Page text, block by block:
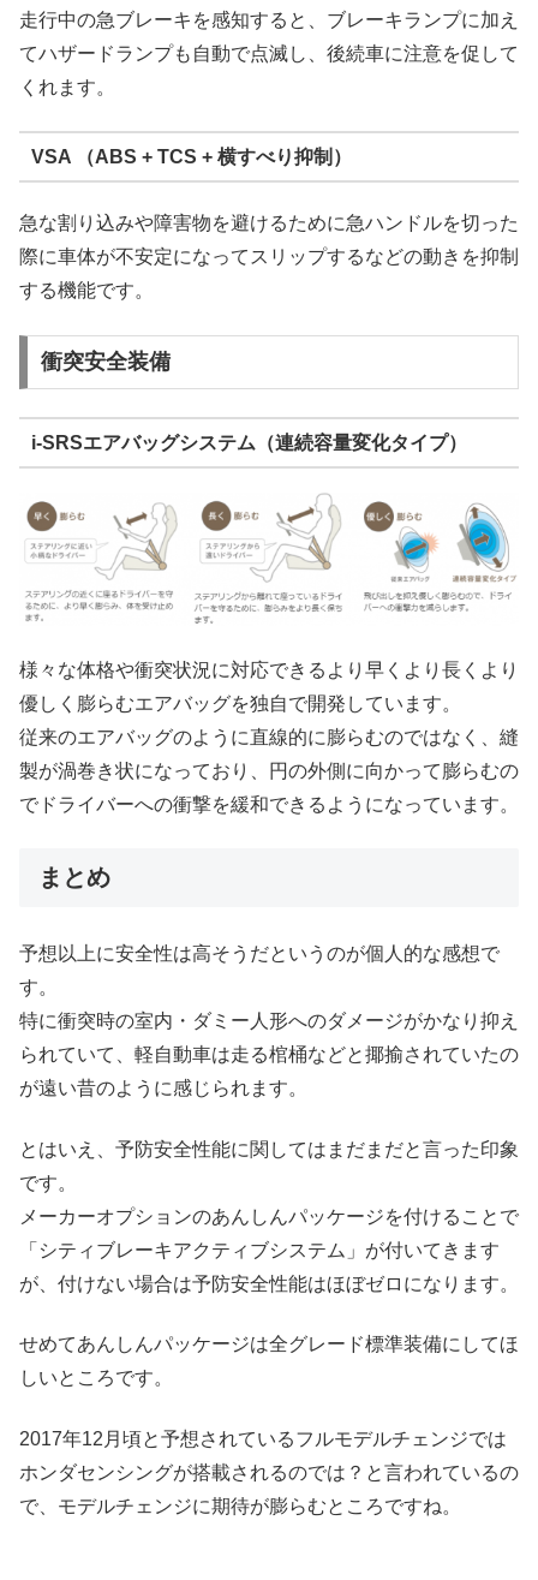
走行中の急ブレーキを感知すると、ブレーキランプに加え
てハザードランプも自動で点滅し、後続車に注意を促して
くれます。
VSA （ABS + TCS + 横すべり抑制）
急な割り込みや障害物を避けるために急ハンドルを切った
際に車体が不安定になってスリップするなどの動きを抑制
する機能です。
衝突安全装備
i-SRSエアバッグシステム（連続容量変化タイプ）
様々な体格や衝突状況に対応できるより早くより長くより
優しく膨らむエアバッグを独自で開発しています。
従来のエアバッグのように直線的に膨らむのではなく、縫
製が渦巻き状になっており、円の外側に向かって膨らむの
でドライバーへの衝撃を緩和できるようになっています。
まとめ
予想以上に安全性は高そうだというのが個人的な感想で
す。
特に衝突時の室内・ダミー人形へのダメージがかなり抑え
られていて、軽自動車は走る棺桶などと揶揄されていたの
が遠い昔のように感じられます。
とはいえ、予防安全性能に関してはまだまだと言った印象
です。
メーカーオプションのあんしんパッケージを付けることで
「シティブレーキアクティブシステム」が付いてきます
が、付けない場合は予防安全性能はほぼゼロになります。
せめてあんしんパッケージは全グレード標準装備にしてほ
しいところです。
2017年12月頃と予想されているフルモデルチェンジでは
ホンダセンシングが搭載されるのでは？と言われているの
で、モデルチェンジに期待が膨らむところですね。